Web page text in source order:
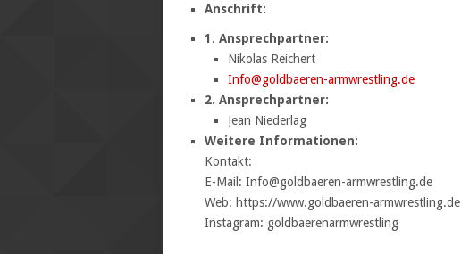
Anschrift:
1. Ansprechpartner:
Nikolas Reichert
Info@goldbaeren-armwrestling.de
2. Ansprechpartner:
Jean Niederlag
Weitere Informationen:
Kontakt:
E-Mail: Info@goldbaeren-armwrestling.de
Web: https://www.goldbaeren-armwrestling.de
Instagram: goldbaerenarmwrestling